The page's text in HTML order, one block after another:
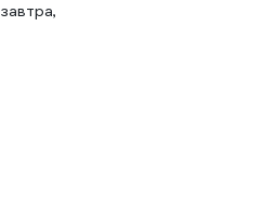
завтра,